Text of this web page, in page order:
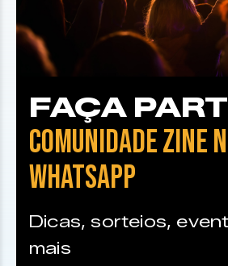
FAÇA
COMUNIDADE ZINE
WHATSAPP
Dicas, sorteios,
mais